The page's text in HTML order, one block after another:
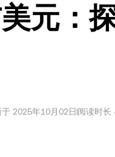
元：
于 2025年10月02日 阅读时长